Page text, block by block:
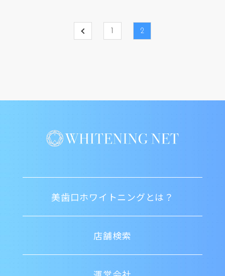
1 2
美歯口ホワイトニングとは？
店舗検索